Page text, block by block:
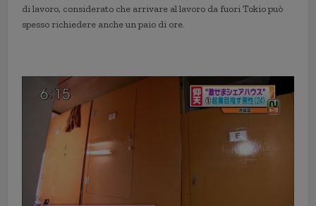
di lavoro, considerato che arrivare al lavoro da fuori Tokio può
spesso richiedere anche un paio di ore.